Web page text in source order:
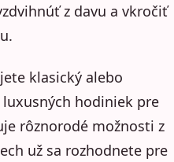
z davu a vkročiť
klasický alebo
hodiniek pre
rôznorodé možnosti z
už sa rozhodnete pre